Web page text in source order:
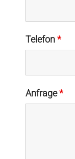
Telefon*
Anfrage*